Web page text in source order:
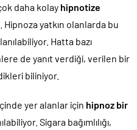
daha kolay hipnotize
yatkın olanlarda bu
Hatta bazı
de yanıt verdiği, verilen bir
biliniyor.
yer alanlar için hipnoz bir
Sigara bağımlılığı,